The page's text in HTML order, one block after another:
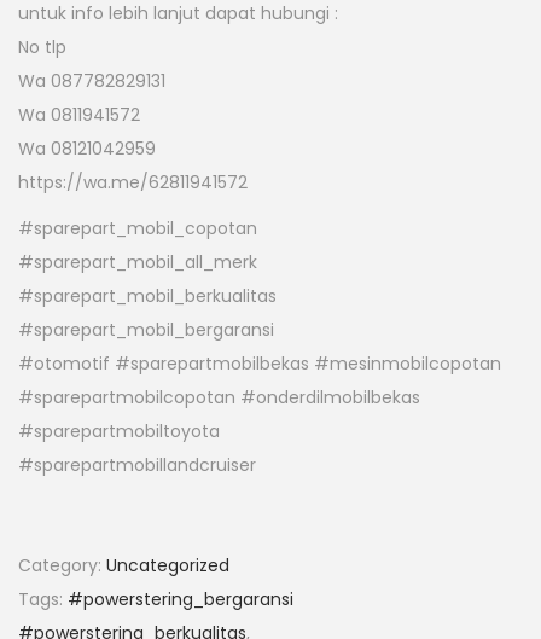
untuk info lebih lanjut dapat hubungi :
No tlp
Wa 087782829131
Wa 0811941572
Wa 08121042959
https://wa.me/62811941572
#sparepart_mobil_copotan
#sparepart_mobil_all_merk
#sparepart_mobil_berkualitas
#sparepart_mobil_bergaransi
#otomotif #sparepartmobilbekas #mesinmobilcopotan
#sparepartmobilcopotan #onderdilmobilbekas
#sparepartmobiltoyota
#sparepartmobillandcruiser
Category: Uncategorized
Tags: #powerstering_bergaransi
#powerstering_berkualitas,